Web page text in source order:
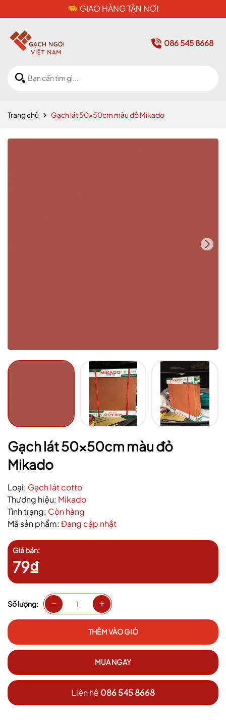
CAM KẾT HÀNG CHÍNH HÃNG
086 545 8668
Trang chủ Gạch lát 50x50cm màu đỏ Mikado
Gạch lát 50x50cm màu đỏ
Mikado
Loại: Gạch lát cotto
Thương hiệu: Mikado
Tình trạng: Còn hàng
Mã sản phẩm: Đang cập nhật
Giá bán:
79₫
Số lượng:
THÊM VÀO GIỎ
MUA NGAY
Liên hệ 086 545 8668